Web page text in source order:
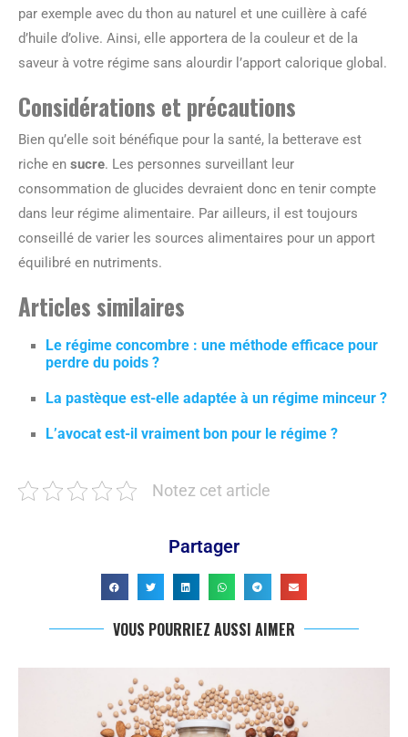
par exemple avec du thon au naturel et une cuillère à café
d’huile d’olive. Ainsi, elle apportera de la couleur et de la
saveur à votre régime sans alourdir l’apport calorique global.
Considérations et précautions
Bien qu’elle soit bénéfique pour la santé, la betterave est
riche en sucre. Les personnes surveillant leur
consommation de glucides devraient donc en tenir compte
dans leur régime alimentaire. Par ailleurs, il est toujours
conseillé de varier les sources alimentaires pour un apport
équilibré en nutriments.
Articles similaires
Le régime concombre : une méthode efficace pour
perdre du poids ?
La pastèque est-elle adaptée à un régime minceur ?
L’avocat est-il vraiment bon pour le régime ?
Notez cet article
Partager
VOUS POURRIEZ AUSSI AIMER